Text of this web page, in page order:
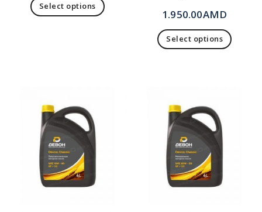
Select options
1.950.00AMD
Select options